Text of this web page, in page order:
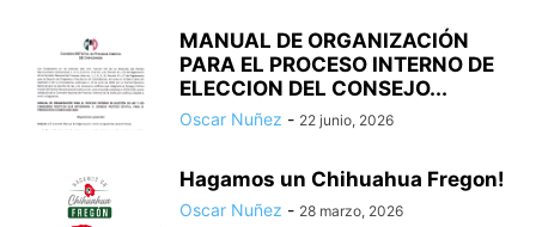
MANUAL DE ORGANIZACIÓN
PARA EL PROCESO INTERNO DE
ELECCION DEL CONSEJO...
Oscar Nuñez - 22 junio, 2026
Hagamos un Chihuahua Fregon!
Oscar Nuñez - 28 marzo, 2026